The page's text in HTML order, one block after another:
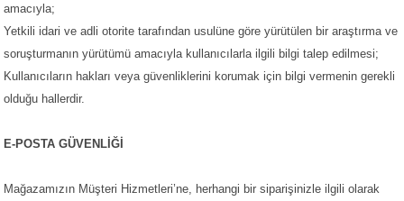
amacıyla;
Yetkili idari ve adli otorite tarafından usulüne göre yürütülen bir araştırma ve
soruşturmanın yürütümü amacıyla kullanıcılarla ilgili bilgi talep edilmesi;
Kullanıcıların hakları veya güvenliklerini korumak için bilgi vermenin gerekli
olduğu hallerdir.
E-POSTA GÜVENLİĞİ
Mağazamızın Müşteri Hizmetleri’ne, herhangi bir siparişinizle ilgili olarak